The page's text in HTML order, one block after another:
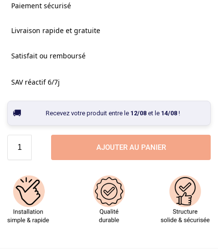
Paiement sécurisé
Livraison rapide et gratuite
Satisfait ou remboursé
SAV réactif 6/7j
Recevez votre produit entre le 12/08et le 14/08!
AJOUTER AU PANIER